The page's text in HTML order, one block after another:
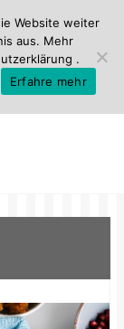
Website weiter
aus. Mehr
.
Erfahre mehr